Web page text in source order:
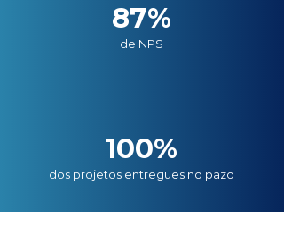
87%
de NPS
100%
dos projetos entregues no pazo